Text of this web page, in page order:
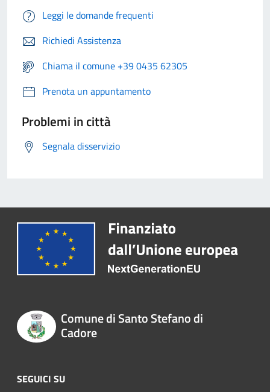
Leggi le domande frequenti
Richiedi Assistenza
Chiama il comune +39 0435 62305
Prenota un appuntamento
Problemi in città
Segnala disservizio
Comune di Santo Stefano di
Cadore
SEGUICI SU